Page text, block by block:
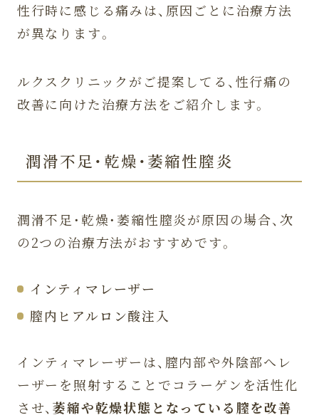
性行時に感じる痛みは、原因ごとに治療方法
が異なります。
ルクスクリニックがご提案してる、性行痛の
改善に向けた治療方法をご紹介します。
潤滑不足・乾燥・萎縮性膣炎
潤滑不足・乾燥・萎縮性膣炎が原因の場合、次
の2つの治療方法がおすすめです。
インティマレーザー
膣内ヒアルロン酸注入
インティマレーザーは、膣内部や外陰部へレ
ーザーを照射することでコラーゲンを活性化
させ、萎縮や乾燥状態となっている膣を改善